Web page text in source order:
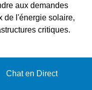
aux demandes
de l'énergie solaire,
critiques.
Chat en Direct